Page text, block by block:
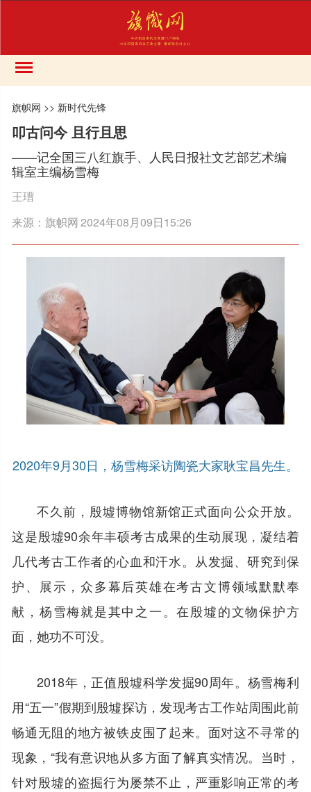
旗帜网 >> 新时代先锋
叩古问今 且行且思
——记全国三八红旗手、人民日报社文艺部艺术编
辑室主编杨雪梅
王瑨
来源：旗帜网2024年08月09日15:26
2020年9月30日，杨雪梅采访陶瓷大家耿宝昌先生。
不久前，殷墟博物馆新馆正式面向公众开放。
这是殷墟90余年丰硕考古成果的生动展现，凝结着
几代考古工作者的心血和汗水。从发掘、研究到保
护、展示，众多幕后英雄在考古文博领域默默奉
献，杨雪梅就是其中之一。在殷墟的文物保护方
面，她功不可没。
2018年，正值殷墟科学发掘90周年。杨雪梅利
用“五一”假期到殷墟探访，发现考古工作站周围此前
畅通无阻的地方被铁皮围了起来。面对这不寻常的
现象，“我有意识地从多方面了解真实情况。当时，
针对殷墟的盗掘行为屡禁不止，严重影响正常的考